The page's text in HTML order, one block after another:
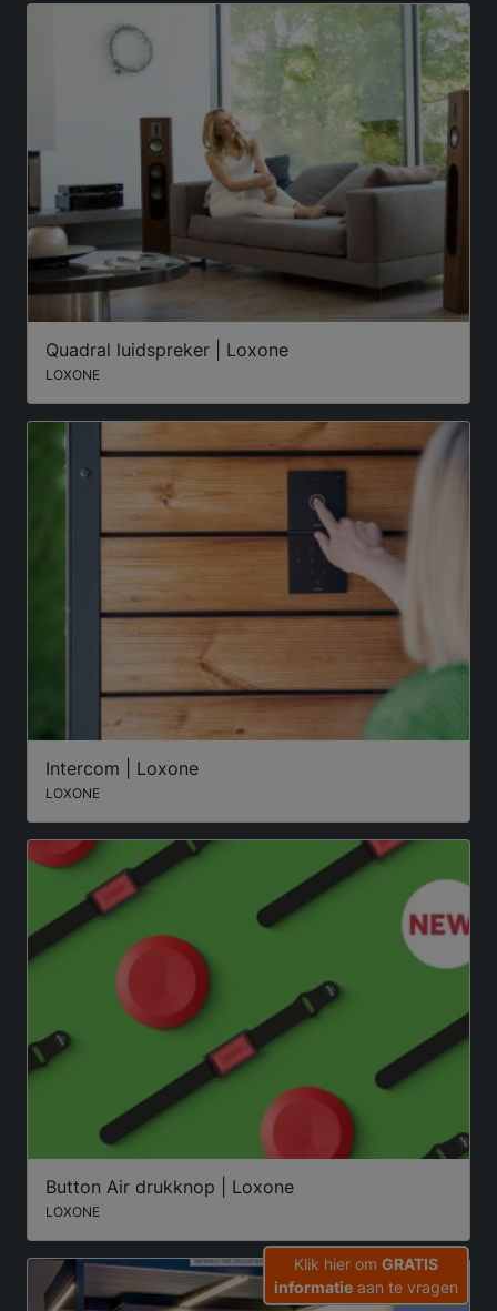
Quadral luidspreker | Loxone
LOXONE
Intercom | Loxone
LOXONE
Button Air drukknop | Loxone
LOXONE
Klik hier om GRATIS
informatie aan te vragen